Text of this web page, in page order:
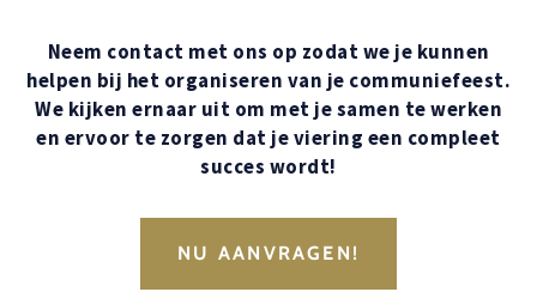
Neem contact met ons op zodat we je kunnen
helpen bij het organiseren van je communiefeest.
We kijken ernaar uit om met je samen te werken
en ervoor te zorgen dat je viering een compleet
succes wordt!
NU AANVRAGEN!